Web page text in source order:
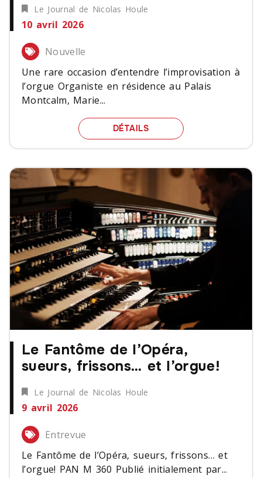
Le Journal de Nicolas Houle
10 avril 2026
Nouvelle
Une rare occasion d’entendre l’improvisation à
l’orgue Organiste en résidence au Palais
Montcalm, Marie...
DÉTAILS UNE RARE OCCASION
Le Fantôme de l’Opéra,
sueurs, frissons… et l’orgue!
Le Journal de Nicolas Houle
9 avril 2026
Entrevue
Le Fantôme de l’Opéra, sueurs, frissons… et
l’orgue! PAN M 360 Publié initialement par...